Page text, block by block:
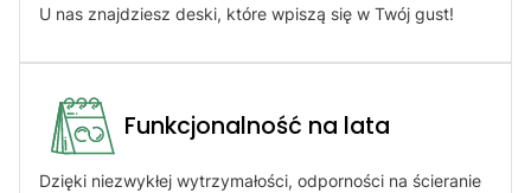
U nas znajdziesz deski, które wpiszą się w Twój gust!
Funkcjonalność na lata
Dzięki niezwykłej wytrzymałości, odporności na ścieranie